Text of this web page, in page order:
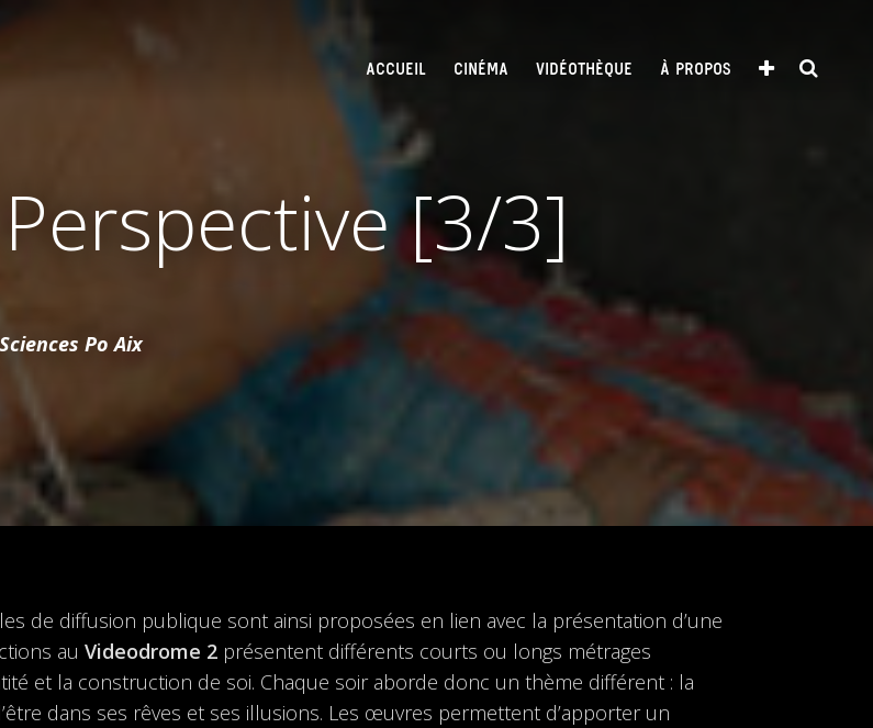
ACCUEIL CINÉMA VIDÉOTHÈQUE À PROPOS
[3/3]
Sciences Po Aix
de diffusion publique sont ainsi proposées en lien avec la présentation d’une
auVideodrome 2 présentent différents courts ou longs métrages
et la construction de soi. Chaque soir aborde donc un thème différent : la
dans ses rêves et ses illusions. Les œuvres permettent d’apporter un